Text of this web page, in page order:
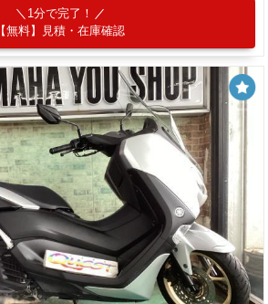
1分で完了！
【無料】見積・在庫確認